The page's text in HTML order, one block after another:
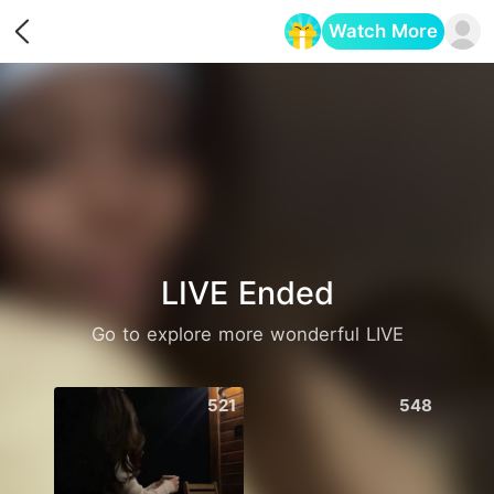
Watch More
LIVE Ended
Go to explore more wonderful LIVE
521 548
Opens in a new tab